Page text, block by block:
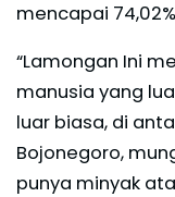
mencapai
“Lamongan Ini
manusia yang
luar biasa, di
Bojonegoro,
punya minyak